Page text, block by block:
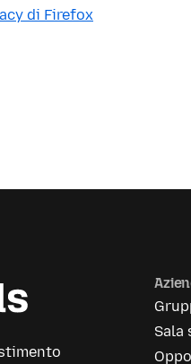
di Firefox
Sala